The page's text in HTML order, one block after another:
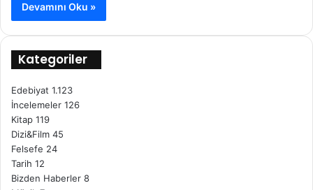
Devamını Oku »
Kategoriler
Edebiyat 1.123
İncelemeler 126
Kitap 119
Dizi&Film 45
Felsefe 24
Tarih 12
Bizden Haberler 8